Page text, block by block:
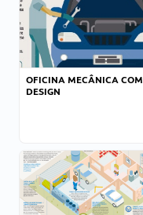
OFICINA MECÂNICA COM
DESIGN